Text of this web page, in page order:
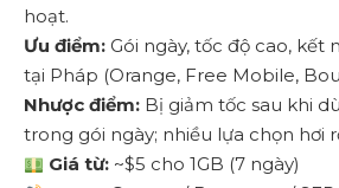
hoạt.
Ưu điểm: Gói ngày, tốc độ cao, kết
tại Pháp (Orange, Free Mobile,
Nhược điểm: Bị giảm tốc sau khi
trong gói ngày; nhiều lựa chọn hơi
Giá từ: ~$5 cho 1GB (7 ngày)